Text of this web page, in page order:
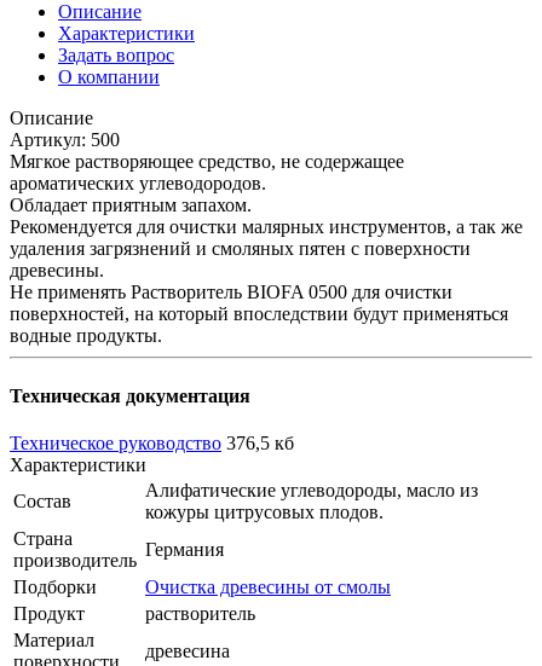
Описание
Характеристики
Задать вопрос
О компании
Описание
Артикул: 500
Мягкое растворяющее средство, не содержащее
ароматических углеводородов.
Обладает приятным запахом.
Рекомендуется для очистки малярных инструментов, а так же
удаления загрязнений и смоляных пятен с поверхности
древесины.
Не применять Растворитель BIOFA 0500 для очистки
поверхностей, на который впоследствии будут применяться
водные продукты.
Техническая документация
Техническое руководство 376,5 кб
Характеристики
Состав
Алифатические углеводороды, масло из
кожуры цитрусовых плодов.
Страна
производитель
Германия
Подборки
Очистка древесины от смолы
Продукт
растворитель
Материал
поверхности
древесина